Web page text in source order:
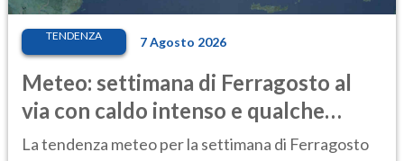
TENDENZA 7 Agosto 2026
Meteo: settimana di Ferragosto al
via con caldo intenso e qualche
temporale
La tendenza meteo per la settimana di Ferragosto